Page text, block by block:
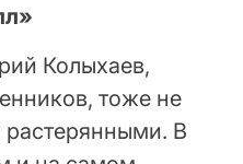
Колыхаев,
тоже не
растерянными. В